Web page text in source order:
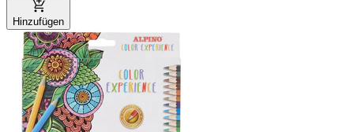
Hinzufügen